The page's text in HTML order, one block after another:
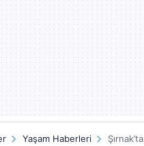
Yaşam Haberleri